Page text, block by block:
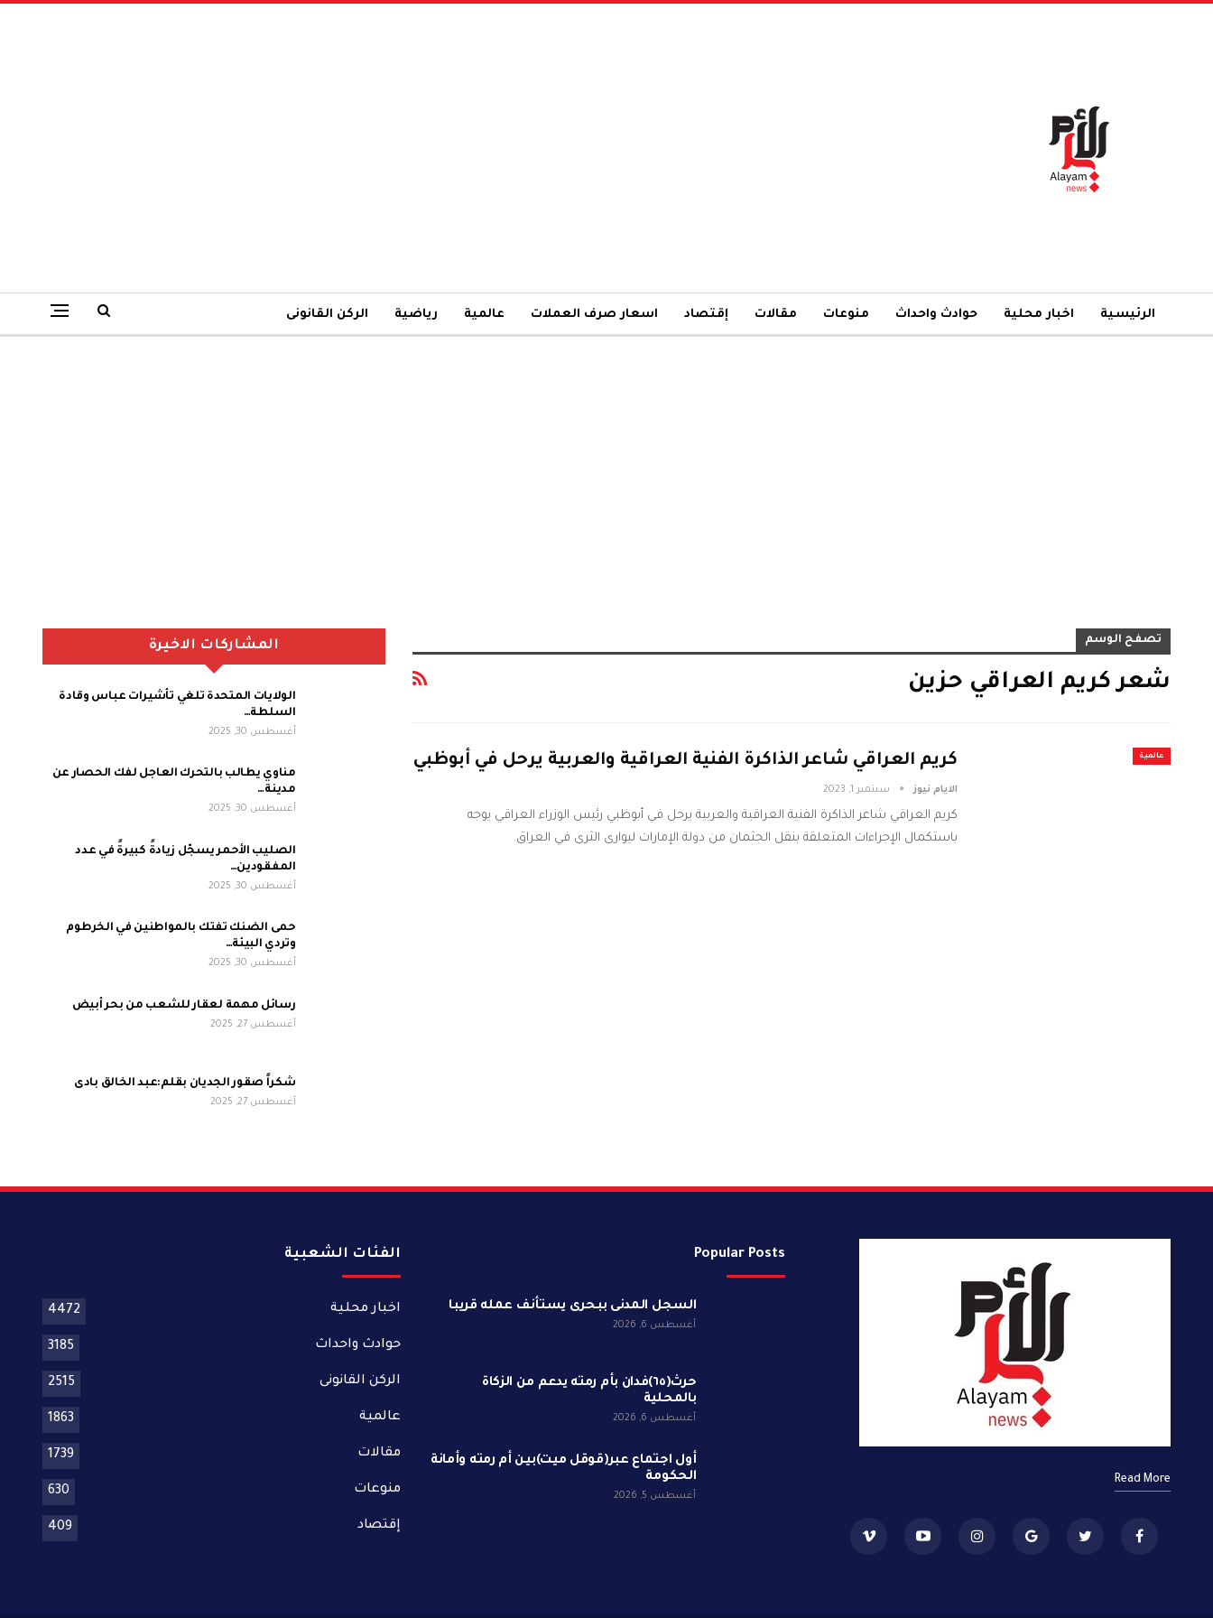
الرئيسية اخبار محلية حوادث واحداث منوعات مقالات إقتصاد اسعار صرف العملات عالمية رياضية الركن القانونى
تصفح الوسم
شعر كريم العراقي حزين
عالمية كريم العراقي شاعر الذاكرة الفنية العراقية والعربية يرحل في أبوظبي
الايام نيوز سبتمبر 1, 2023
كريم العراقي شاعر الذاكرة الفنية العراقية والعربية يرحل في أبوظبي رئيس الوزراء العراقي يوجه
باستكمال الإجراءات المتعلقة بنقل الجثمان من دولة الإمارات ليوارى الثرى في العراق.
المشاركات الاخيرة
الولايات المتحدة تلغي تأشيرات عباس وقادة
السلطة…
أغسطس 30, 2025
مناوي يطالب بالتحرك العاجل لفك الحصار عن
مدينة…
أغسطس 30, 2025
الصليب الأحمر يسجّل زيادةً كبيرةً في عدد
المفقودين…
أغسطس 30, 2025
حمى الضنك تفتك بالمواطنين في الخرطوم
وتردي البيئة…
أغسطس 30, 2025
رسائل مهمة لعقار للشعب من بحر أبيض
أغسطس 27, 2025
شكراً صقور الجديان بقلم:عبد الخالق بادى
أغسطس 27, 2025
Read More
Popular Posts
السجل المدنى ببحرى يستأنف عمله قريبا
أغسطس 6, 2026
حرث(٦٥)فدان بأم رمته يدعم من الزكاة
بالمحلية
أغسطس 6, 2026
أول اجتماع عبر(قوقل ميت)بين أم رمته وأمانة
الحكومة
أغسطس 5, 2026
الفئات الشعبية
اخبار محلية 4472
حوادث واحداث 3185
الركن القانونى 2515
عالمية 1863
مقالات 1739
منوعات 630
إقتصاد 409